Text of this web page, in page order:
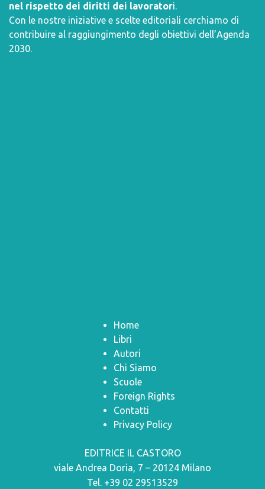
nel rispetto dei diritti dei lavoratori.
Con le nostre iniziative e scelte editoriali cerchiamo di
contribuire al raggiungimento degli obiettivi dell’Agenda
2030.
Home
Libri
Autori
Chi Siamo
Scuole
Foreign Rights
Contatti
Privacy Policy
EDITRICE IL CASTORO
viale Andrea Doria, 7 – 20124 Milano
Tel. +39 02 29513529